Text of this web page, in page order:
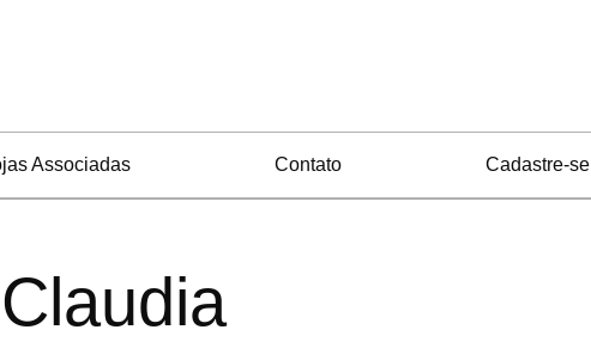
Associadas Contato Cadastre-se